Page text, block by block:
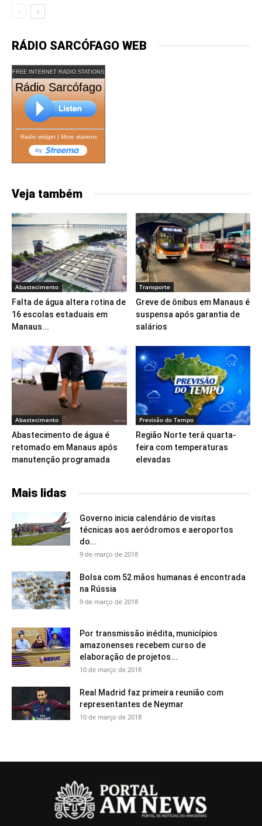
RÁDIO SARCÓFAGO WEB
FREE INTERNET RADIO STATIONS
Rádio Sarcófago
Radio widget| More stations
Veja também
Abastecimento
Falta de água altera rotina de
16 escolas estaduais em
Manaus...
Transporte
Greve de ônibus em Manaus é
suspensa após garantia de
salários
Abastecimento
Abastecimento de água é
retomado em Manaus após
manutenção programada
Previsão do Tempo
Região Norte terá quarta-
feira com temperaturas
elevadas
Mais lidas
Governo inicia calendário de visitas
técnicas aos aeródromos e aeroportos
do...
9 de março de 2018
Bolsa com 52 mãos humanas é encontrada
na Rússia
9 de março de 2018
Por transmissão inédita, municípios
amazonenses recebem curso de
elaboração de projetos...
10 de março de 2018
Real Madrid faz primeira reunião com
representantes de Neymar
10 de março de 2018